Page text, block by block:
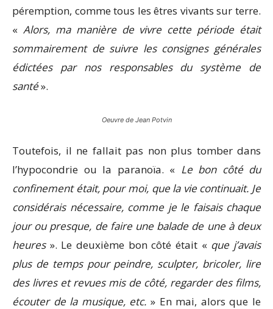
péremption, comme tous les êtres vivants sur terre.
« Alors, ma manière de vivre cette période était
sommairement de suivre les consignes générales
édictées par nos responsables du système de
santé».
Oeuvre de Jean Potvin
Toutefois, il ne fallait pas non plus tomber dans
l’hypocondrie ou la paranoïa. « Le bon côté du
confinement était, pour moi, que la vie continuait. Je
considérais nécessaire, comme je le faisais chaque
jour ou presque, de faire une balade de une à deux
heures». Le deuxième bon côté était « que j’avais
plus de temps pour peindre, sculpter, bricoler, lire
des livres et revues mis de côté, regarder des films,
écouter de la musique, etc. » En mai, alors que le